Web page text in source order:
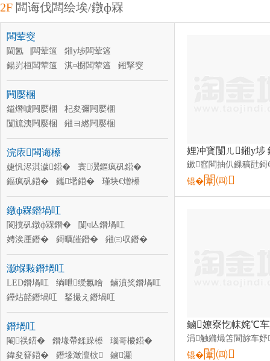
2F 闆诲伐闆绘埃/鐓ф槑
闆荤窔
閫氳▕闆荤簻
鎺у埗闆荤簻
鍚岃桓闆荤簻
淇¤櫉闆荤簻
鎺掔窔
闆诲瓙绶�
闆绘簮绶�
绲曠罚灏庣窔
闊抽牷绶�
闆绘埃鐢ㄩ浕绾�
婕嗗寘绶�
闁嬮棞
鎰熸噳闁嬮棞
杞夋彌闁嬮棞
闅旈洟闁嬮棞
鎺ヨ繎闁嬮棞
琛岀▼闁嬮棞
鎸夐垥闁嬮棞
澹撳姏闁嬮棞
寰嫊闁嬮棞
澧诲闁嬮棞
鍊掗爢闁嬮棞
闄愪綅闁嬮棞
浣庡闆诲櫒
婕忛浕淇濊鍣�
寰瀷鏂疯矾鍣�
鏂疯矾鍣�
鑴墸鍣�
瑾块€熷櫒
闆绘姉鍣�
浣庡闁嬮棞鏌�
浣庡鐔旀柗鍣�
璧峰嫊鍣�
涓讳护闆诲櫒
浣庡鎺у埗鍣�
鐓ф槑鐕堝叿
閬撹矾鐓ф槑鐕�
闅ч亾鐕堝叿
娉涘厜鐕�
鎶曞皠鐕�
鎺㈢収鐕�
鑽夊潽鐕�
鍩嬪湴鐕�
楂樻】鐕�
搴櫌鐕�
鏅鐕�
澶櫧鑳界噲
灏堢敤鐕堝叿
LED鐕堝叿 绱呭绶氱噲
鏀濆奖鐕堝叿
鑸炶嚭鐕堝叿
鍫撮え鐕堝叿
寤ｅ憡鐕堝叿
姘翠笅鐕堝叿
闃茬垎鐕堝叿
婊呰殜鐕�
瑁濋＞鐕堜覆
鐕堝叿
閹祦鍣� 鐕堟帶鍒跺櫒
瑙哥櫦鍣�
鍏夋簮鍣�
鐕堟澂澶栨
鏀灦
锟�闈㈣
锟�闈㈣